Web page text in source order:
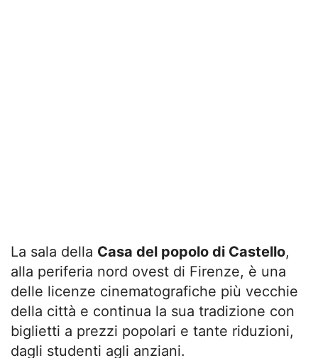
La sala della Casa del popolo di Castello,
alla periferia nord ovest di Firenze, è una
delle licenze cinematografiche più vecchie
della città e continua la sua tradizione con
biglietti a prezzi popolari e tante riduzioni,
dagli studenti agli anziani.